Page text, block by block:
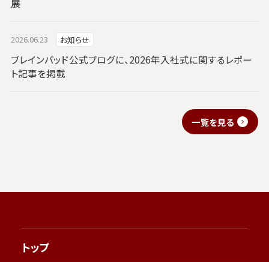
展
2026.06.23 お知らせ
ブレインパッド公式ブログに、2026年入社式に関するレポー
ト記事を掲載
一覧を見る
トップ